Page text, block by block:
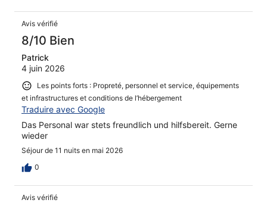
region qui sont d une grande majeste J insiste sur la
gentillesse de personnel, avec la seule exception dont j ai
parle plus haut
Avis vérifié
8/10 Bien
Patrick
4 juin 2026
Les points forts : Propreté, personnel et service, équipements
et infrastructures et conditions de l’hébergement
Traduire avec Google
Das Personal war stets freundlich und hilfsbereit. Gerne
wieder
Séjour de 11 nuits en mai 2026
0
Avis vérifié